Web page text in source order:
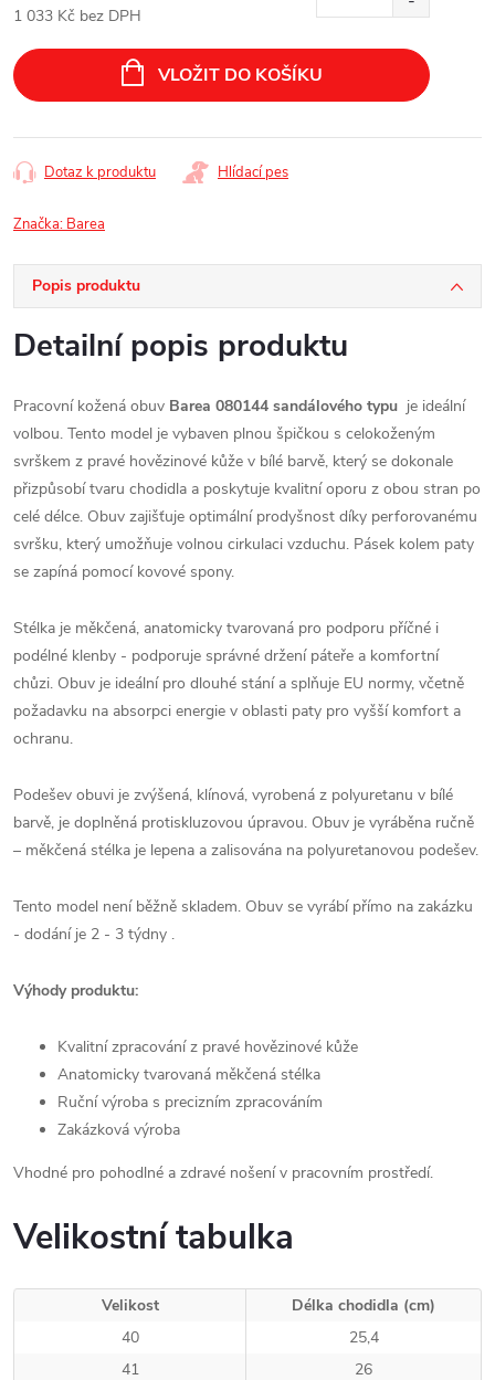
1 033 Kč bez DPH
cena:
VLOŽIT DO KOŠÍKU
Dotaz k produktu Hlídací pes
Značka: Barea
Popis produktu
Detailní popis produktu
Pracovní kožená obuv Barea 080144 sandálového typu je ideální
volbou. Tento model je vybaven plnou špičkou s celokoženým
svrškem z pravé hovězinové kůže v bílé barvě, který se dokonale
přizpůsobí tvaru chodidla a poskytuje kvalitní oporu z obou stran po
celé délce. Obuv zajišťuje optimální prodyšnost díky perforovanému
svršku, který umožňuje volnou cirkulaci vzduchu. Pásek kolem paty
se zapíná pomocí kovové spony.
Stélka je měkčená, anatomicky tvarovaná pro podporu příčné i
podélné klenby - podporuje správné držení páteře a komfortní
chůzi. Obuv je ideální pro dlouhé stání a splňuje EU normy, včetně
požadavku na absorpci energie v oblasti paty pro vyšší komfort a
ochranu.
Podešev obuvi je zvýšená, klínová, vyrobená z polyuretanu v bílé
barvě, je doplněná protiskluzovou úpravou. Obuv je vyráběna ručně
– měkčená stélka je lepena a zalisována na polyuretanovou podešev.
Tento model není běžně skladem. Obuv se vyrábí přímo na zakázku
- dodání je 2 - 3 týdny .
Výhody produktu:
Kvalitní zpracování z pravé hovězinové kůže
Anatomicky tvarovaná měkčená stélka
Ruční výroba s precizním zpracováním
Zakázková výroba
Vhodné pro pohodlné a zdravé nošení v pracovním prostředí.
Velikostní tabulka
Velikost
Délka chodidla (cm)
40
25,4
41
26